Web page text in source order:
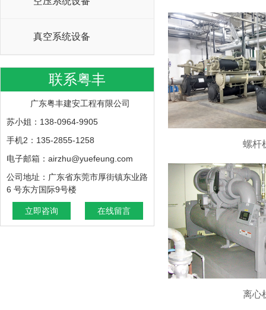
真空系统设备
联系粤丰
广东粤丰建安工程有限公司
苏小姐：138-0964-9905
手机2：135-2855-1258
电子邮箱：airzhu@yuefeung.com
公司地址：广东省东莞市厚街镇东业路
6 号东方国际9号楼
立即咨询 在线留言
螺杆
离心